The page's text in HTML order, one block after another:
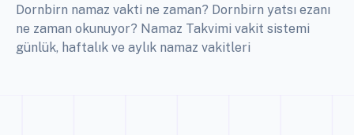
Dornbirn namaz vakti ne zaman? Dornbirn yatsı ezanı
ne zaman okunuyor? Namaz Takvimi vakit sistemi
günlük, haftalık ve aylık namaz vakitleri